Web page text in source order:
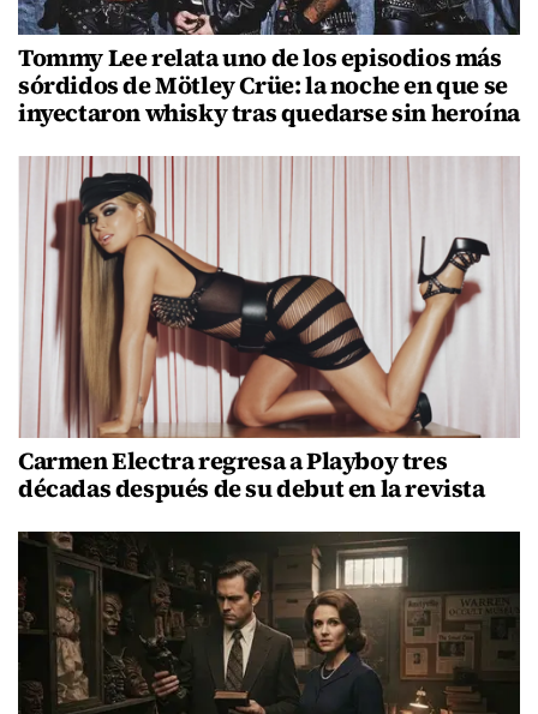
Tommy Lee relata uno de los episodios más
sórdidos de Mötley Crüe: la noche en que se
inyectaron whisky tras quedarse sin heroína
Carmen Electra regresa a Playboy tres
décadas después de su debut en la revista